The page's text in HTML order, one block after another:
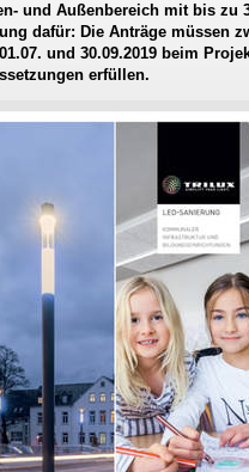
und Außenbereich mit bis zu
dafür: Die Anträge müssen
und 30.09.2019 beim
erfüllen.